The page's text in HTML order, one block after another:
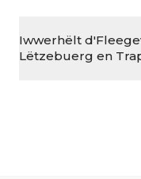
Iwwerhëlt
Lëtzebuerg en